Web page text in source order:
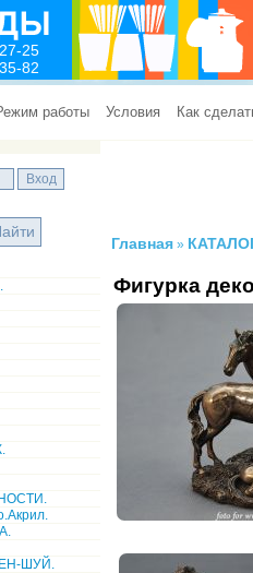
25
82
работы Условия Как
ШУЙ.
Главная »
Фигурка